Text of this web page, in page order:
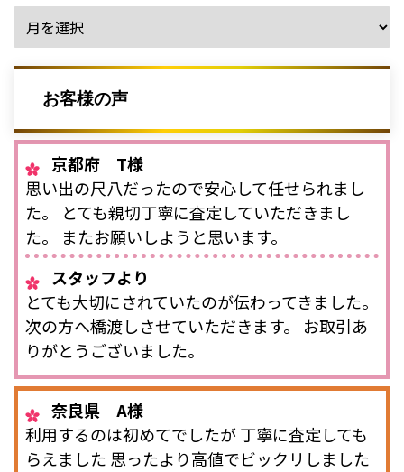
お客様の声
京都府 T様
思い出の尺八だったので安心して任せられまし
た。 とても親切丁寧に査定していただきまし
た。 またお願いしようと思います。
スタッフより
とても大切にされていたのが伝わってきました。
次の方へ橋渡しさせていただきます。 お取引あ
りがとうございました。
奈良県 A様
利用するのは初めてでしたが 丁寧に査定しても
らえました 思ったより高値でビックリしました